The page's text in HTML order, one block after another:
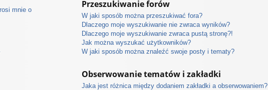
mnie o
Przeszukiwanie forów
W jaki sposób można przeszukiwać fora?
Dlaczego moje wyszukiwanie nie zwraca wyników?
Dlaczego moje wyszukiwanie zwraca pustą stronę?!
Jak można wyszukać użytkowników?
W jaki sposób można znaleźć swoje posty i tematy?
Obserwowanie tematów i zakładki
Jaka jest różnica między dodaniem zakładki a obserwowaniem?